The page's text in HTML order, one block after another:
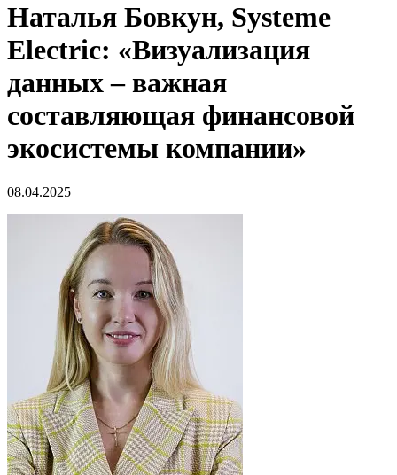
Наталья Бовкун, Systeme
Electric: «Визуализация
данных – важная
составляющая финансовой
экосистемы компании»
08.04.2025